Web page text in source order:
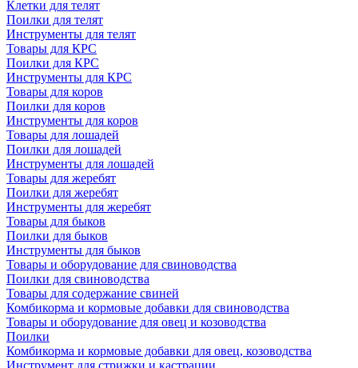
Клетки для телят
Поилки для телят
Инструменты для телят
Товары для КРС
Поилки для КРС
Инструменты для КРС
Товары для коров
Поилки для коров
Инструменты для коров
Товары для лошадей
Поилки для лошадей
Инструменты для лошадей
Товары для жеребят
Поилки для жеребят
Инструменты для жеребят
Товары для быков
Поилки для быков
Инструменты для быков
Товары и оборудование для свиноводства
Поилки для свиноводства
Товары для содержание свиней
Комбикорма и кормовые добавки для свиноводства
Товары и оборудование для овец и козоводства
Поилки
Комбикорма и кормовые добавки для овец, козоводства
Инструмент для стрижки и кастрации